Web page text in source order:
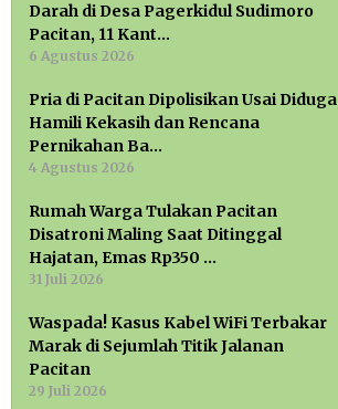
Darah di Desa Pagerkidul Sudimoro
Pacitan, 11 Kant…
6 Agustus 2026
Pria di Pacitan Dipolisikan Usai Diduga
Hamili Kekasih dan Rencana
Pernikahan Ba…
4 Agustus 2026
Rumah Warga Tulakan Pacitan
Disatroni Maling Saat Ditinggal
Hajatan, Emas Rp350 …
31 Juli 2026
Waspada! Kasus Kabel WiFi Terbakar
Marak di Sejumlah Titik Jalanan
Pacitan
29 Juli 2026